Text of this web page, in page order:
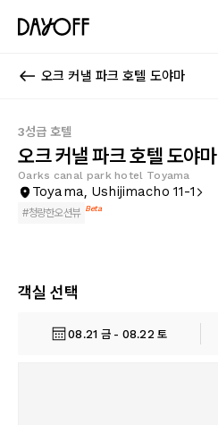
오크 커낼 파크 호텔 도야마
3성급 호텔
오크 커낼 파크 호텔 도야마
Oarks canal park hotel Toyama
Toyama, Ushijimacho 11-1
#청량한오션뷰 Beta
객실 선택
08.21 금 - 08.22 토